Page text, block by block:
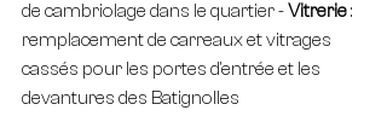
de cambriolage dans le quartier - Vitrerie :
remplacement de carreaux et vitrages
cassés pour les portes d'entrée et les
devantures des Batignolles